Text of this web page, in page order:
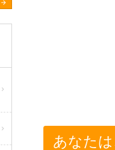
あなた
arrow_forward